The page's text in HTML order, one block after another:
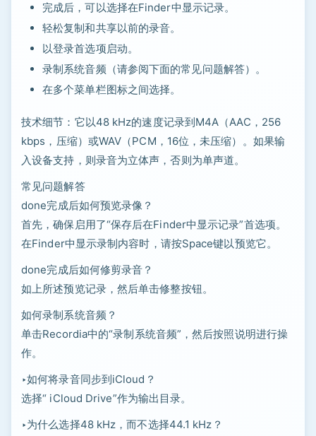
完成后，可以选择在Finder中显示记录。
轻松复制和共享以前的录音。
以登录首选项启动。
录制系统音频（请参阅下面的常见问题解答）。
在多个菜单栏图标之间选择。
技术细节：它以48 kHz的速度记录到M4A（AAC，256
kbps，压缩）或WAV（PCM，16位，未压缩）。如果输
入设备支持，则录音为立体声，否则为单声道。
常见问题解答
done完成后如何预览录像？
首先，确保启用了“保存后在Finder中显示记录”首选项。
在Finder中显示录制内容时，请按Space键以预览它。
done完成后如何修剪录音？
如上所述预览记录，然后单击修整按钮。
如何录制系统音频？
单击Recordia中的“录制系统音频”，然后按照说明进行操
作。
‣如何将录音同步到iCloud？
选择“ iCloud Drive”作为输出目录。
‣为什么选择48 kHz，而不选择44.1 kHz？